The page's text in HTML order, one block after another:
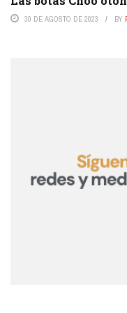
30 DE AGOSTO DE 2023 BY